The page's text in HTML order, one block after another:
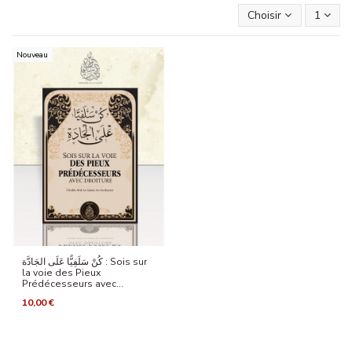
Choisir 1
Nouveau
كُنْ سَلَفِيًّا عَلَى الجَادَّة : Sois sur
la voie des Pieux
Prédécesseurs avec...
10,00 €